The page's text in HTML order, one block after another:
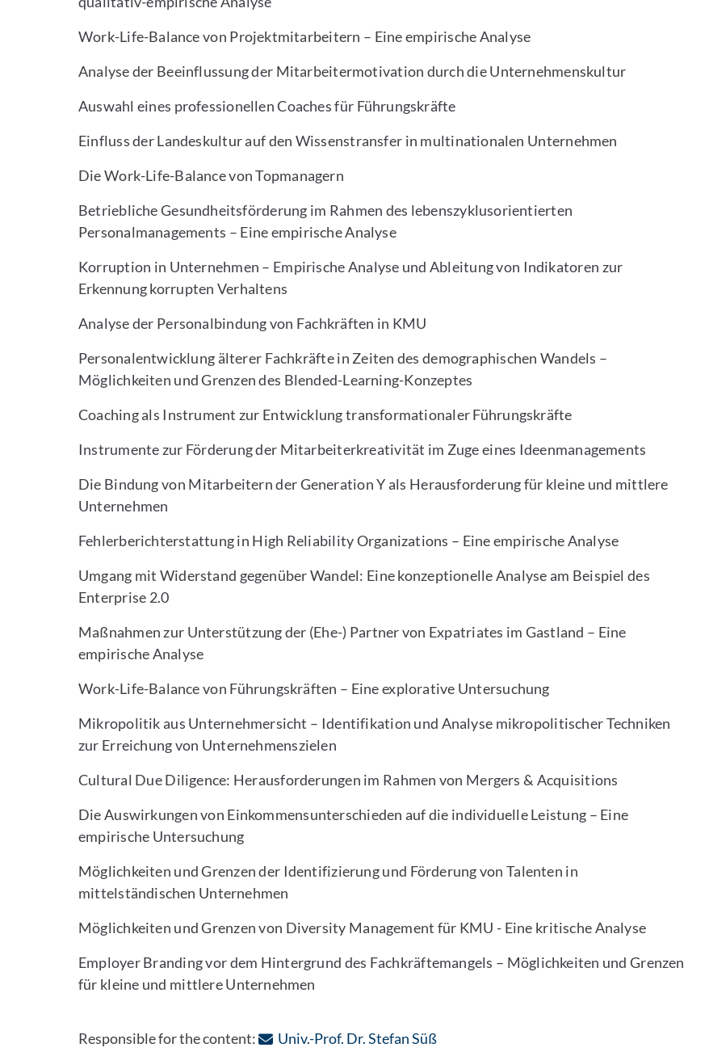
Work-Life-Balance von Projektmitarbeitern – Eine empirische Analyse
Analyse der Beeinflussung der Mitarbeitermotivation durch die Unternehmenskultur
Auswahl eines professionellen Coaches für Führungskräfte
Einfluss der Landeskultur auf den Wissenstransfer in multinationalen Unternehmen
Die Work-Life-Balance von Topmanagern
Betriebliche Gesundheitsförderung im Rahmen des lebenszyklusorientierten
Personalmanagements – Eine empirische Analyse
Korruption in Unternehmen – Empirische Analyse und Ableitung von Indikatoren zur
Erkennung korrupten Verhaltens
Analyse der Personalbindung von Fachkräften in KMU
Personalentwicklung älterer Fachkräfte in Zeiten des demographischen Wandels –
Möglichkeiten und Grenzen des Blended-Learning-Konzeptes
Coaching als Instrument zur Entwicklung transformationaler Führungskräfte
Instrumente zur Förderung der Mitarbeiterkreativität im Zuge eines Ideenmanagements
Die Bindung von Mitarbeitern der Generation Y als Herausforderung für kleine und mittlere
Unternehmen
Fehlerberichterstattung in High Reliability Organizations – Eine empirische Analyse
Umgang mit Widerstand gegenüber Wandel: Eine konzeptionelle Analyse am Beispiel des
Enterprise 2.0
Maßnahmen zur Unterstützung der (Ehe-) Partner von Expatriates im Gastland – Eine
empirische Analyse
Work-Life-Balance von Führungskräften – Eine explorative Untersuchung
Mikropolitik aus Unternehmersicht – Identifikation und Analyse mikropolitischer Techniken
zur Erreichung von Unternehmenszielen
Cultural Due Diligence: Herausforderungen im Rahmen von Mergers & Acquisitions
Die Auswirkungen von Einkommensunterschieden auf die individuelle Leistung – Eine
empirische Untersuchung
Möglichkeiten und Grenzen der Identifizierung und Förderung von Talenten in
mittelständischen Unternehmen
Möglichkeiten und Grenzen von Diversity Management für KMU - Eine kritische Analyse
Employer Branding vor dem Hintergrund des Fachkräftemangels – Möglichkeiten und Grenzen
für kleine und mittlere Unternehmen
Responsible for the content: Univ.-Prof. Dr. Stefan Süß: Contact by e-mail